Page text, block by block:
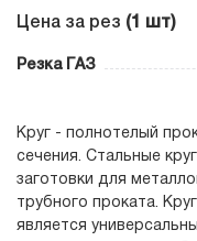
Цена за рез (1 шт)
Резка ГАЗ
Круг - полнотелый
сечения. Стальные
заготовки для
трубного проката.
является